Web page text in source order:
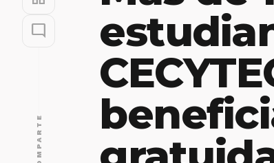
mode_comment
COMPARTE